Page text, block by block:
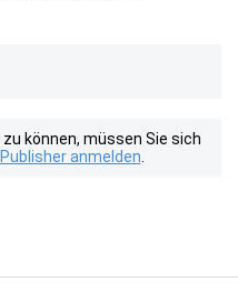
können, müssen Sie sich
anmelden